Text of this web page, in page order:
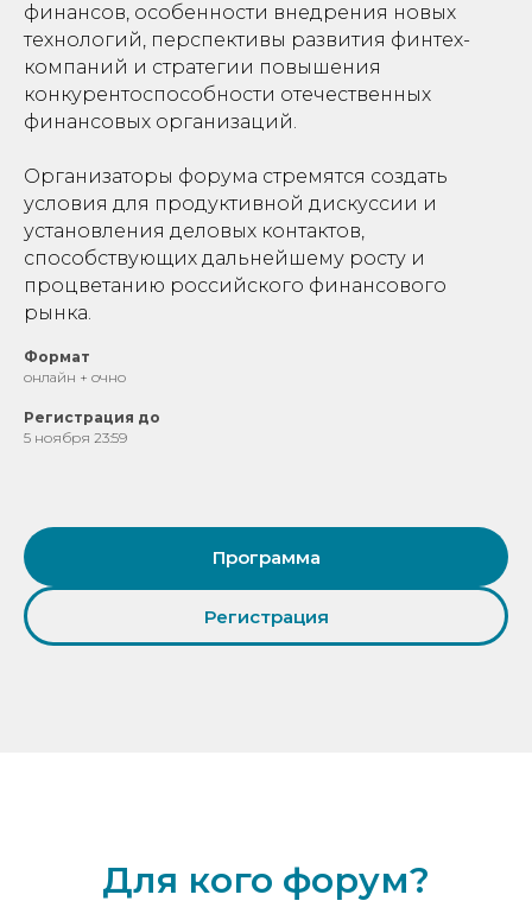
финансов, особенности внедрения новых
технологий, перспективы развития финтех-
компаний и стратегии повышения
конкурентоспособности отечественных
финансовых организаций.
Организаторы форума стремятся создать
условия для продуктивной дискуссии и
установления деловых контактов,
способствующих дальнейшему росту и
процветанию российского финансового
рынка.
Формат
онлайн + очно
Регистрация до
5 ноября 23:59
Программа
Регистрация
Для кого форум?